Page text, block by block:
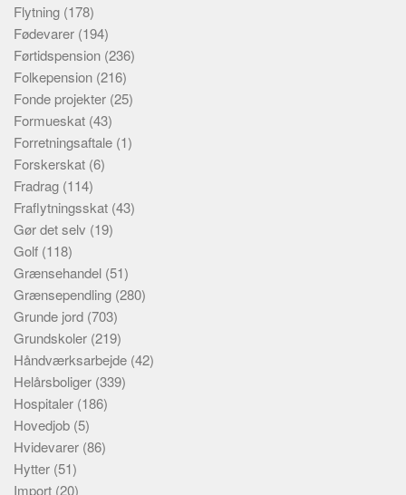
Flytning (178)
Fødevarer (194)
Førtidspension (236)
Folkepension (216)
Fonde projekter (25)
Formueskat (43)
Forretningsaftale (1)
Forskerskat (6)
Fradrag (114)
Fraflytningsskat (43)
Gør det selv (19)
Golf (118)
Grænsehandel (51)
Grænsependling (280)
Grunde jord (703)
Grundskoler (219)
Håndværksarbejde (42)
Helårsboliger (339)
Hospitaler (186)
Hovedjob (5)
Hvidevarer (86)
Hytter (51)
Import (20)